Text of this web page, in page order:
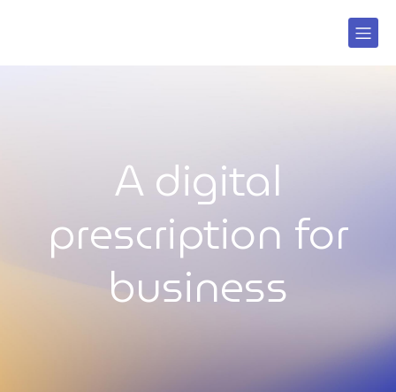
A digital
prescription for
business